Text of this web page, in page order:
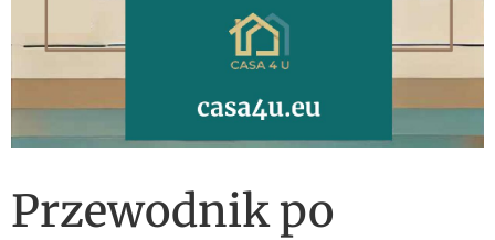
Przewodnik po